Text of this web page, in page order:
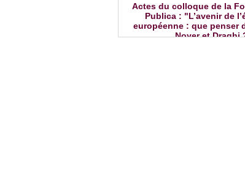
Actes du colloque de la
Publica : "L’avenir de
européenne : que penser
Noyer et Draghi